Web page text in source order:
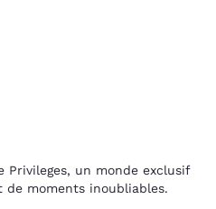
Privileges, un monde exclusif
de moments inoubliables.